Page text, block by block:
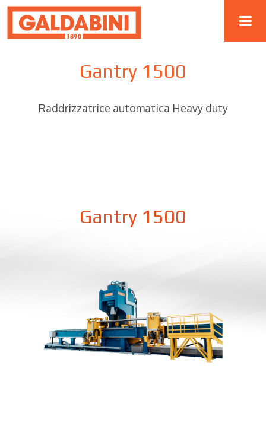
Gantry 1500
Raddrizzatrice automatica Heavy duty
Gantry 1500